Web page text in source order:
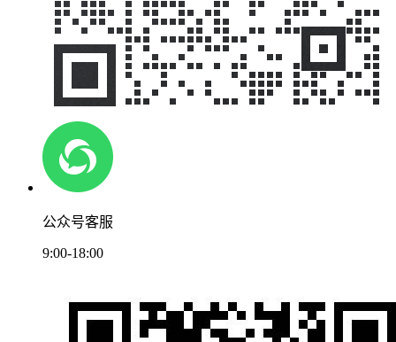
公众号客服
9:00-18:00